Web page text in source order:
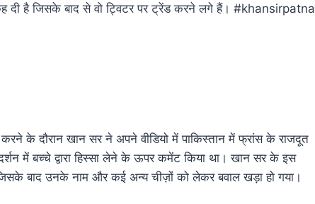
दी है जिसके बाद से वो ट्विटर पर ट्रेंड करने लगे हैं। #khansirpatna
के दौरान खान सर ने अपने वीडियो में पाकिस्तान में फ्रांस के राजदूत
में बच्चे द्वारा हिस्सा लेने के ऊपर कमेंट किया था। खान सर के इस
बाद उनके नाम और कई अन्य चीज़ों को लेकर बवाल खड़ा हो गया।